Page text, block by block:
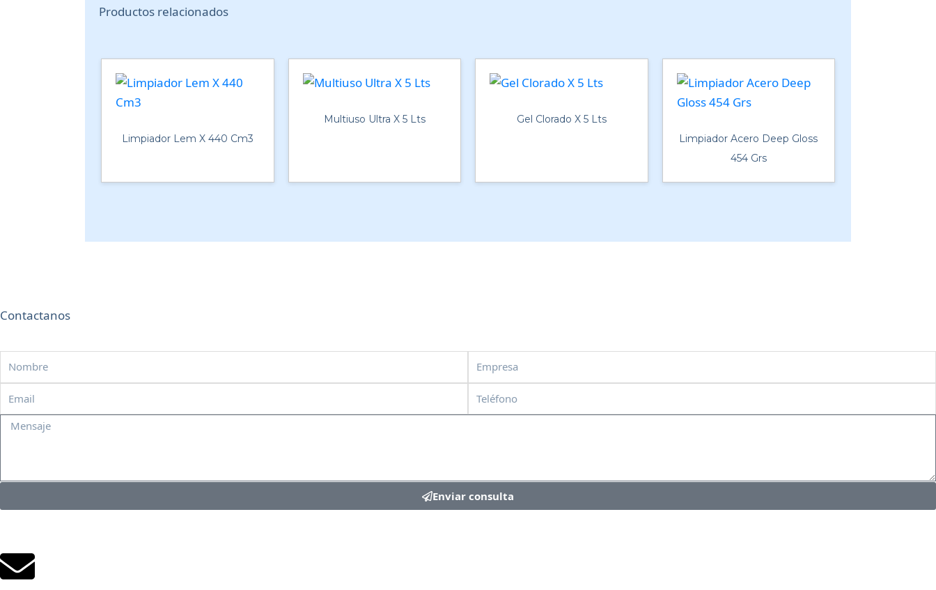
Productos relacionados
Limpiador Lem X 440 Cm3
Multiuso Ultra X 5 Lts
Gel Clorado X 5 Lts
Limpiador Acero Deep Gloss
454 Grs
Contactanos
Nombre
Empresa
Teléfono
Mensaje
Enviar consulta